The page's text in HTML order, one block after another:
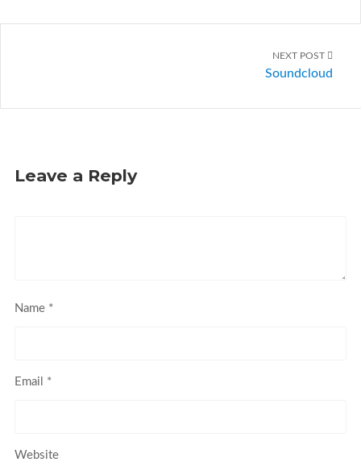
NEXT POST
Soundcloud
Leave a Reply
Name *
Email *
Website